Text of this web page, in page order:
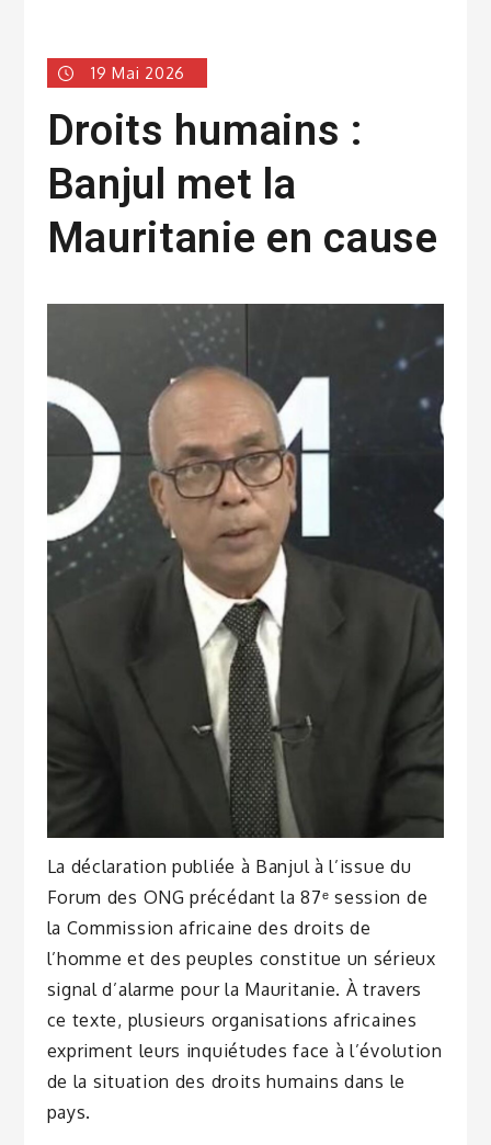
19 Mai 2026
Droits humains :
Banjul met la
Mauritanie en cause
La déclaration publiée à Banjul à l’issue du
Forum des ONG précédant la 87ᵉ session de
la Commission africaine des droits de
l’homme et des peuples constitue un sérieux
signal d’alarme pour la Mauritanie. À travers
ce texte, plusieurs organisations africaines
expriment leurs inquiétudes face à l’évolution
de la situation des droits humains dans le
pays.